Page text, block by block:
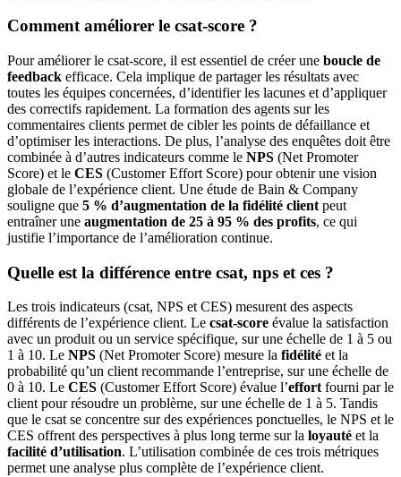
Comment améliorer le csat-score ?
Pour améliorer le csat-score, il est essentiel de créer une boucle de
feedback efficace. Cela implique de partager les résultats avec
toutes les équipes concernées, d’identifier les lacunes et d’appliquer
des correctifs rapidement. La formation des agents sur les
commentaires clients permet de cibler les points de défaillance et
d’optimiser les interactions. De plus, l’analyse des enquêtes doit être
combinée à d’autres indicateurs comme le NPS (Net Promoter
Score) et le CES (Customer Effort Score) pour obtenir une vision
globale de l’expérience client. Une étude de Bain & Company
souligne que 5 % d’augmentation de la fidélité client peut
entraîner une augmentation de 25 à 95 % des profits, ce qui
justifie l’importance de l’amélioration continue.
Quelle est la différence entre csat, nps et ces ?
Les trois indicateurs (csat, NPS et CES) mesurent des aspects
différents de l’expérience client. Le csat-score évalue la satisfaction
avec un produit ou un service spécifique, sur une échelle de 1 à 5 ou
1 à 10. Le NPS (Net Promoter Score) mesure la fidélité et la
probabilité qu’un client recommande l’entreprise, sur une échelle de
0 à 10. Le CES (Customer Effort Score) évalue l’effort fourni par le
client pour résoudre un problème, sur une échelle de 1 à 5. Tandis
que le csat se concentre sur des expériences ponctuelles, le NPS et le
CES offrent des perspectives à plus long terme sur la loyauté et la
facilité d’utilisation. L’utilisation combinée de ces trois métriques
permet une analyse plus complète de l’expérience client.